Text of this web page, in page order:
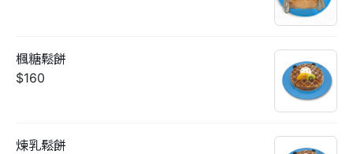
楓糖鬆餅
$160
煉乳鬆餅